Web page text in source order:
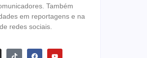
Também
em reportagens e na
redes sociais.